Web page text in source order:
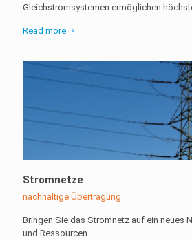
Gleichstromsystemen ermöglichen
Read more
Stromnetze
nachhaltige Übertragung
Bringen Sie das Stromnetz auf ein neues
und Ressourcen